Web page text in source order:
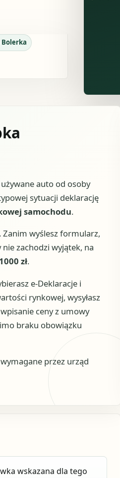
auto od osoby
sytuacji deklarację
samochodu.
Zanim wyślesz formularz,
zachodzi wyjątek, na
zł.
e-Deklaracje i
rynkowej, wysyłasz
ceny z umowy
braku obowiązku
przez urząd
wskazana dla tego